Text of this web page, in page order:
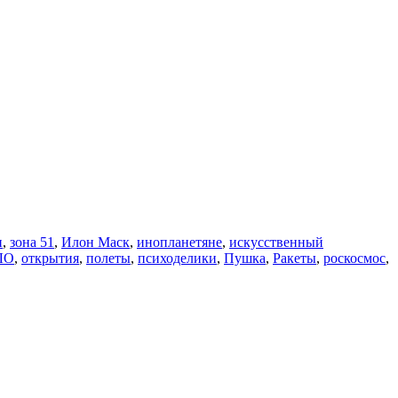
, зона 51 , Илон Маск, инопланетяне, искусственный
, открытия, полеты, психоделики, Пушка, Ракеты, роскосмос,